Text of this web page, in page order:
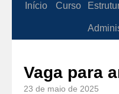
Início Curso
Vaga para
23 de maio de 2025